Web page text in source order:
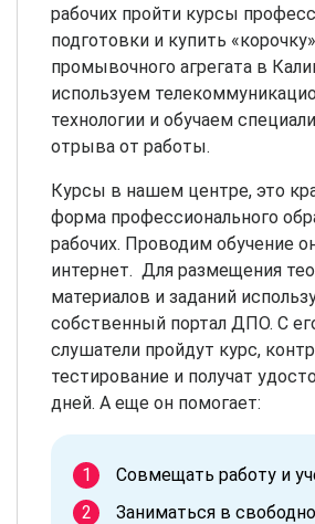
рабочих пройти курсы
подготовки и купить
промывочного агрегата в
используем
технологии и обучаем
отрыва от работы.
Курсы в нашем центре, это
форма профессионального
рабочих. Проводим обучение
интернет. Для размещения
материалов и заданий
собственный портал ДПО. С
слушатели пройдут курс,
тестирование и получат
дней. А еще он помогает:
Совмещать работу и
Заниматься в